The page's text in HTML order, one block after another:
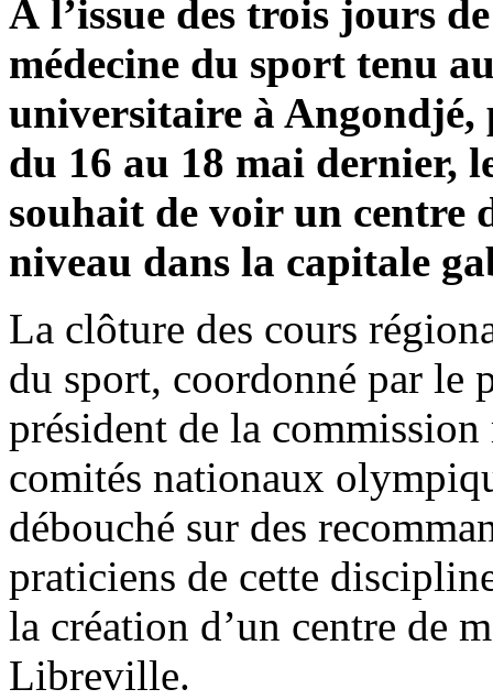
À l’issue des trois jours
médecine du sport tenu
universitaire à
du 16 au 18 mai dernier,
souhait de voir un centre
niveau dans la capitale
La clôture des cours
du sport, coordonné par le
président de la
comités nationaux
débouché sur des
praticiens de cette
la création d’un centre de
Libreville.